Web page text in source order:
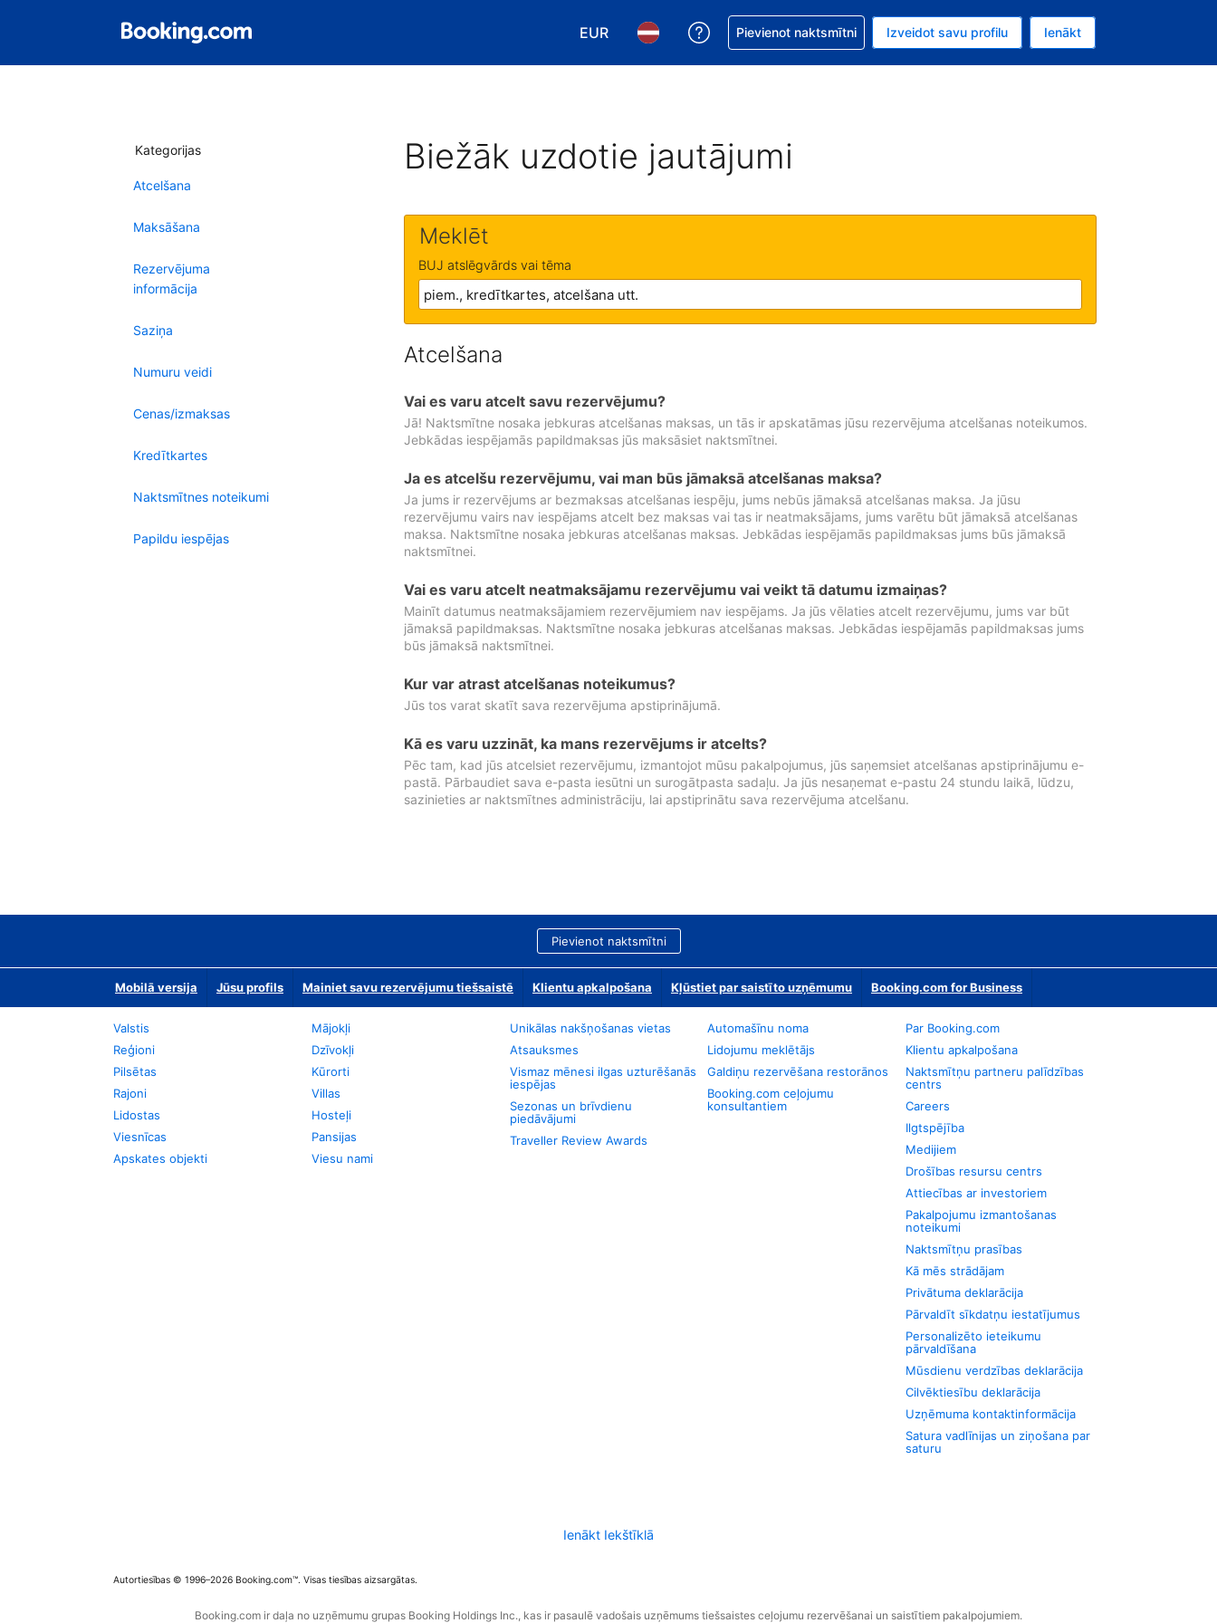
EUR
Izvēlēties valūtu. Jūsu pašreizējā valūta ir Eiro.
Izvēlēties valodu. Jūsu pašreizējā valoda ir Latviski.
Saņemiet palīdzību saistībā ar savu rezervējumu.
Pievienot naktsmītni Izveidot savu profilu Ienākt
Kategorijas
Atcelšana
Maksāšana
Rezervējuma
informācija
Saziņa
Numuru veidi
Cenas/izmaksas
Kredītkartes
Naktsmītnes noteikumi
Papildu iespējas
Biežāk uzdotie jautājumi
Meklēt
BUJ atslēgvārds vai tēma
Atcelšana
Vai es varu atcelt savu rezervējumu?
Jā! Naktsmītne nosaka jebkuras atcelšanas maksas, un tās ir apskatāmas jūsu rezervējuma atcelšanas noteikumos.
Jebkādas iespējamās papildmaksas jūs maksāsiet naktsmītnei.
Ja es atcelšu rezervējumu, vai man būs jāmaksā atcelšanas maksa?
Ja jums ir rezervējums ar bezmaksas atcelšanas iespēju, jums nebūs jāmaksā atcelšanas maksa. Ja jūsu
rezervējumu vairs nav iespējams atcelt bez maksas vai tas ir neatmaksājams, jums varētu būt jāmaksā atcelšanas
maksa. Naktsmītne nosaka jebkuras atcelšanas maksas. Jebkādas iespējamās papildmaksas jums būs jāmaksā
naktsmītnei.
Vai es varu atcelt neatmaksājamu rezervējumu vai veikt tā datumu izmaiņas?
Mainīt datumus neatmaksājamiem rezervējumiem nav iespējams. Ja jūs vēlaties atcelt rezervējumu, jums var būt
jāmaksā papildmaksas. Naktsmītne nosaka jebkuras atcelšanas maksas. Jebkādas iespējamās papildmaksas jums
būs jāmaksā naktsmītnei.
Kur var atrast atcelšanas noteikumus?
Jūs tos varat skatīt sava rezervējuma apstiprinājumā.
Kā es varu uzzināt, ka mans rezervējums ir atcelts?
Pēc tam, kad jūs atcelsiet rezervējumu, izmantojot mūsu pakalpojumus, jūs saņemsiet atcelšanas apstiprinājumu e-
pastā. Pārbaudiet sava e-pasta iesūtni un surogātpasta sadaļu. Ja jūs nesaņemat e-pastu 24 stundu laikā, lūdzu,
sazinieties ar naktsmītnes administrāciju, lai apstiprinātu sava rezervējuma atcelšanu.
Pievienot naktsmītni
Mobilā versija Jūsu profils Mainiet savu rezervējumu tiešsaistē Klientu apkalpošana Kļūstiet par saistīto uzņēmumu Booking.com for Business
Valstis
Reģioni
Pilsētas
Rajoni
Lidostas
Viesnīcas
Apskates objekti
Mājokļi
Dzīvokļi
Kūrorti
Villas
Hosteļi
Pansijas
Viesu nami
Unikālas nakšņošanas vietas
Atsauksmes
Vismaz mēnesi ilgas uzturēšanās
iespējas
Sezonas un brīvdienu
piedāvājumi
Traveller Review Awards
Automašīnu noma
Lidojumu meklētājs
Galdiņu rezervēšana restorānos
Booking.com ceļojumu
konsultantiem
Par Booking.com
Klientu apkalpošana
Naktsmītņu partneru palīdzības
centrs
Careers
Ilgtspējība
Medijiem
Drošības resursu centrs
Attiecības ar investoriem
Pakalpojumu izmantošanas
noteikumi
Naktsmītņu prasības
Kā mēs strādājam
Privātuma deklarācija
Pārvaldīt sīkdatņu iestatījumus
Personalizēto ieteikumu
pārvaldīšana
Mūsdienu verdzības deklarācija
Cilvēktiesību deklarācija
Uzņēmuma kontaktinformācija
Satura vadlīnijas un ziņošana par
saturu
Ienākt Iekštīklā
Autortiesības © 1996–2026 Booking.com™. Visas tiesības aizsargātas.
Booking.com ir daļa no uzņēmumu grupas Booking Holdings Inc., kas ir pasaulē vadošais uzņēmums tiešsaistes ceļojumu rezervēšanai un saistītiem pakalpojumiem.